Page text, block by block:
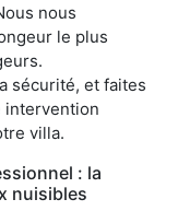
nous
le plus
sécurité, et faites
intervention
villa.
: la
nuisibles